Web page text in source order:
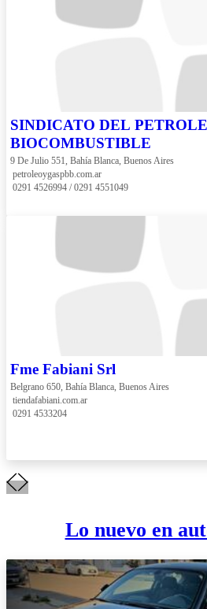
SINDICATO DEL
BIOCOMBUSTIBLE
9 De Julio 551, Bahía Blanca, Buenos Aires
petroleoygaspbb.com.ar
0291 4526994 / 0291 4551049
Fme Fabiani Srl
Belgrano 650, Bahía Blanca, Buenos Aires
tiendafabiani.com.ar
0291 4533204
Lo nuevo en